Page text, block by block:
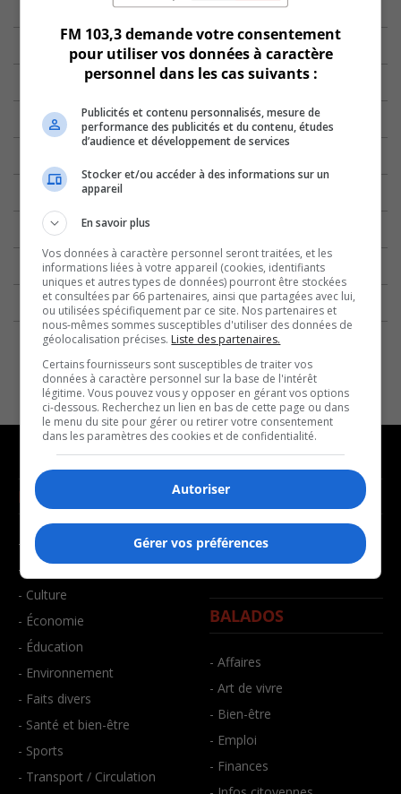
NOUVELLES
- Affaires municipales
- Communauté / Social
- Culture
- Économie
- Éducation
- Environnement
- Faits divers
- Santé et bien-être
- Sports
- Transport / Circulation
MUSIQUE
- Décompte franco
- Joué récemment
BALADOS
- Affaires
- Art de vivre
- Bien-être
- Emploi
- Finances
FM 103,3 demande votre consentement
pour utiliser vos données à caractère
personnel dans les cas suivants :
Publicités et contenu personnalisés, mesure de
performance des publicités et du contenu, études
d’audience et développement de services
Stocker et/ou accéder à des informations sur un
appareil
En savoir plus
Vos données à caractère personnel seront traitées, et les
informations liées à votre appareil (cookies, identifiants
uniques et autres types de données) pourront être stockées
et consultées par 66 partenaires, ainsi que partagées avec lui,
ou utilisées spécifiquement par ce site. Nos partenaires et
nous-mêmes sommes susceptibles d'utiliser des données de
géolocalisation précises. Liste des partenaires.
Certains fournisseurs sont susceptibles de traiter vos
données à caractère personnel sur la base de l'intérêt
légitime. Vous pouvez vous y opposer en gérant vos options
ci-dessous. Recherchez un lien en bas de cette page ou dans
le menu du site pour gérer ou retirer votre consentement
dans les paramètres des cookies et de confidentialité.
Autoriser
Gérer vos préférences